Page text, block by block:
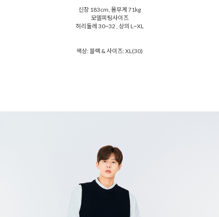
신장 183cm, 몸무게 71kg
모델피팅사이즈
허리둘레 30~32 , 상의 L~XL
색상: 블랙 & 사이즈: XL(30)